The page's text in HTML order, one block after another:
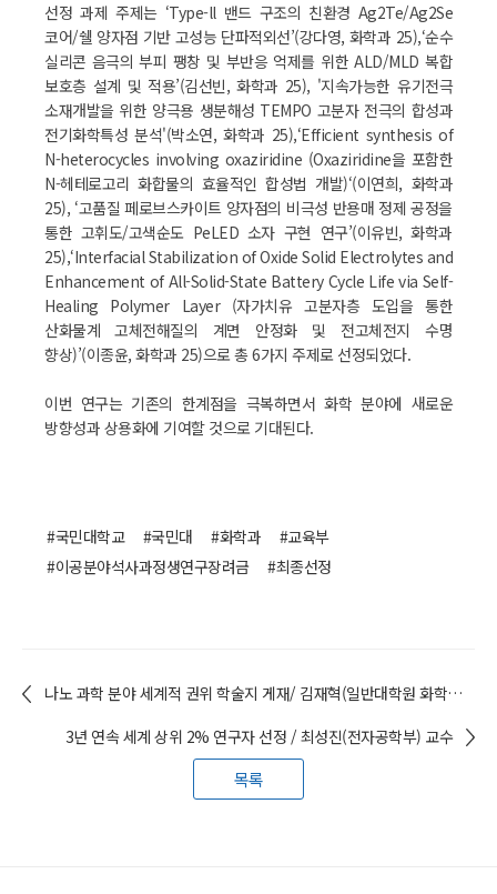
선정 과제 주제는 ‘Type-ll 밴드 구조의 친환경 Ag2Te/Ag2Se
코어/쉘 양자점 기반 고성능 단파적외선’(강다영, 화학과 25),‘순수
실리콘 음극의 부피 팽창 및 부반응 억제를 위한 ALD/MLD 복합
보호층 설계 및 적용’(김선빈, 화학과 25), '지속가능한 유기전극
소재개발을 위한 양극용 생분해성 TEMPO 고분자 전극의 합성과
전기화학특성 분석'(박소연, 화학과 25),‘Efficient synthesis of
N-heterocycles involving oxaziridine (Oxaziridine을 포함한
N-헤테로고리 화합물의 효율적인 합성법 개발)‘(이연희, 화학과
25), ‘고품질 페로브스카이트 양자점의 비극성 반용매 정제 공정을
통한 고휘도/고색순도 PeLED 소자 구현 연구’(이유빈, 화학과
25),‘Interfacial Stabilization of Oxide Solid Electrolytes and
Enhancement of All-Solid-State Battery Cycle Life via Self-
Healing Polymer Layer (자가치유 고분자층 도입을 통한
산화물계 고체전해질의 계면 안정화 및 전고체전지 수명
향상)’(이종윤, 화학과 25)으로 총 6가지 주제로 선정되었다.
이번 연구는 기존의 한계점을 극복하면서 화학 분야에 새로운
방향성과 상용화에 기여할 것으로 기대된다.
#국민대학교 #국민대 #화학과
#교육부
#이공분야석사과정생연구장려금
#최종선정
나노 과학 분야 세계적 권위 학술지 게재/ 김재혁(일반대학원 화학과 석사과정 24) 학생
3년 연속 세계 상위 2% 연구자 선정 / 최성진(전자공학부) 교수
목록